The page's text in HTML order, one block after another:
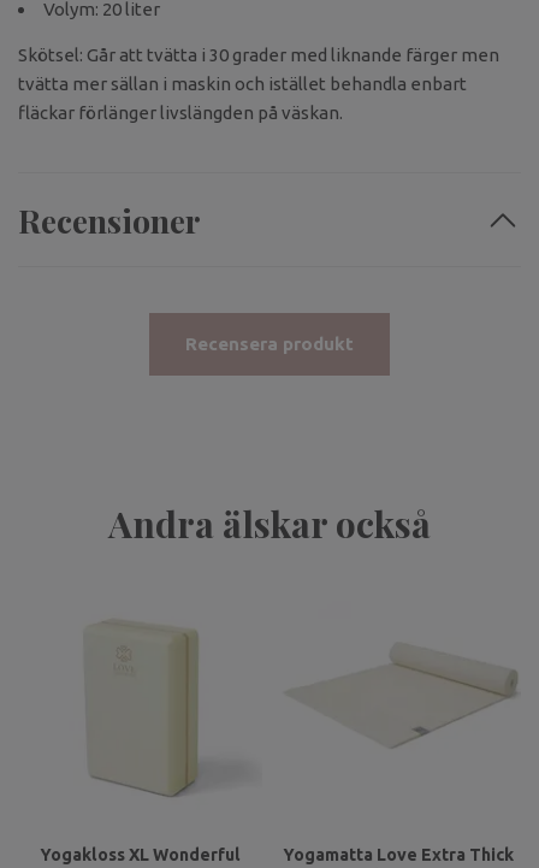
Volym: 20 liter
Skötsel: Går att tvätta i 30 grader med liknande färger men
tvätta mer sällan i maskin och istället behandla enbart
fläckar förlänger livslängden på väskan.
Recensioner
Recensera produkt
Andra älskar också
Yogakloss XL Wonderful
Yogamatta Love Extra Thick